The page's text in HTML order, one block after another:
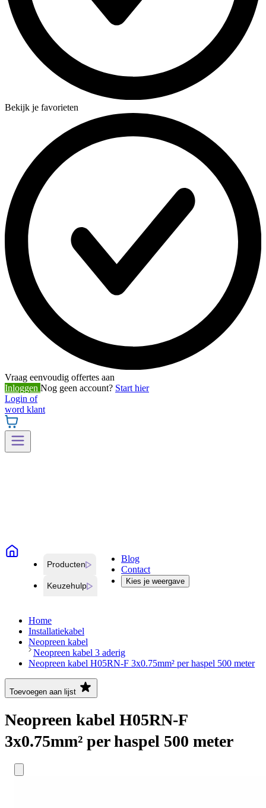
Bekijk je favorieten
Vraag eenvoudig offertes aan
Inloggen Nog geen account? Start hier
Login of
word klant
Producten
Keuzehulp
Blog
Contact
Kies je weergave
Home
Installatiekabel
Neopreen kabel
Neopreen kabel 3 aderig
Neopreen kabel H05RN-F 3x0.75mm² per haspel 500 meter
Toevoegen aan lijst
Neopreen kabel H05RN-F
3x0.75mm² per haspel 500 meter